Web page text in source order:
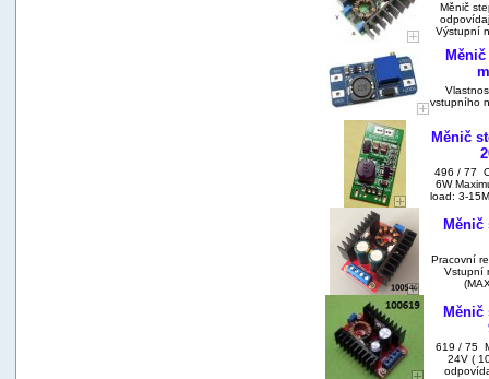
Měnič
Výstupní
vstupního
Měnič
496 / 77
6W
load: 3-
Měnič
Pracovní
Vstupní
Měnič
619 / 75
24V (